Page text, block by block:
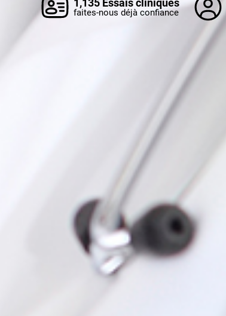
1,135 Essais cliniques
faites-nous déjà confiance